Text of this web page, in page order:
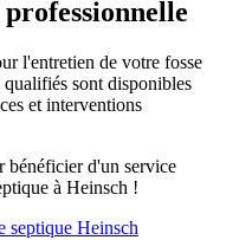
l'entretien de votre fosse
sont disponibles
et interventions
bénéficier d'un service
à Heinsch !
septique Heinsch